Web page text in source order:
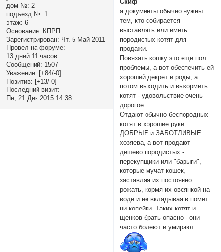
дом №: 2
подъезд №: 1
этаж: 6
Основание: КПРП
Зарегистрирован: Чт, 5 Май 2011
Провел на форуме:
13 дней 11 часов
Сообщений: 1507
Уважение: [+84/-0]
Позитив: [+13/-0]
Последний визит:
Пн, 21 Дек 2015 14:38
Скиф
а документы обычно нужны
тем, кто собирается
выставлять или иметь
породистых котят для
продажи.
Повязать кошку это еще пол
проблемы, а вот обеспечить ей
хороший декрет и роды, а
потом выходить и выкормить
котят - удовольствие очень
дорогое.
Отдают обычно беспородных
котят в хорошие руки
ДОБРЫЕ и ЗАБОТЛИВЫЕ
хозяева, а вот продают
дешево породистых -
перекупщики или "барыги",
которые мучат кошек,
заставляя их постоянно
рожать, кормя их овсянкой на
воде и не вкладывая в помет
ни копейки. Таких котят и
щенков брать опасно - они
часто болеют и умирают
.